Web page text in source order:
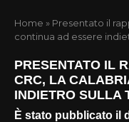
Home » Presentato il
continua ad essere
PRESENTATO IL
CRC, LA
INDIETRO SULLA
È stato pubblicato il